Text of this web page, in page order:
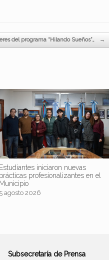
del programa “Hilando Sueños”… →
Estudiantes iniciaron nuevas
prácticas profesionalizantes en el
Municipio
5 agosto 2026
Subsecretaría de Prensa